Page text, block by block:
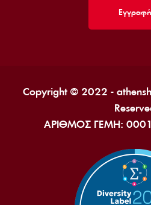
Copyright © 2022 -
ΑΡΙΘΜΟΣ ΓΕΜΗ: